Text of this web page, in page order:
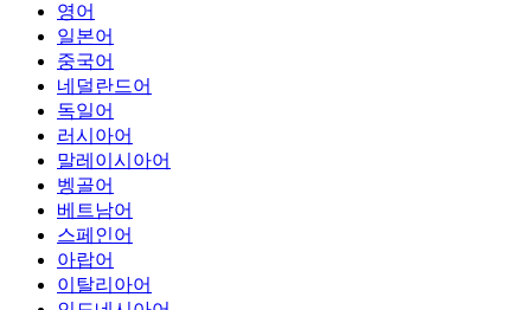
영어
일본어
중국어
네덜란드어
독일어
러시아어
말레이시아어
벵골어
베트남어
스페인어
아랍어
이탈리아어